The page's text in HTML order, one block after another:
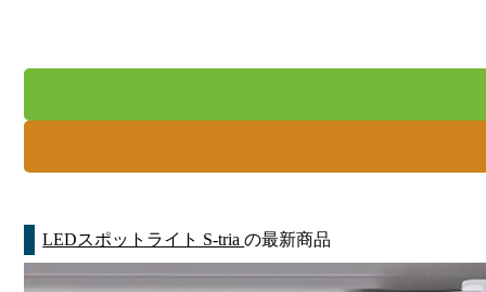
LEDスポットライト S-triaの最新商品